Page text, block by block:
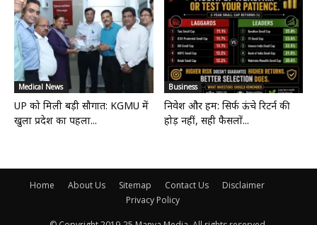
Medical News
UP को मिली बड़ी सौगात: KGMU में
खुला प्रदेश का पहला...
Business
निवेश और हम: सिर्फ ऊंचे रिटर्न की
होड़ नहीं, सही फैसलों...
Home About Us Sitemap Contact Us
Disclaimer
Privacy Policy